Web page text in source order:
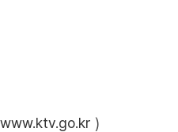
www.ktv.go.kr )